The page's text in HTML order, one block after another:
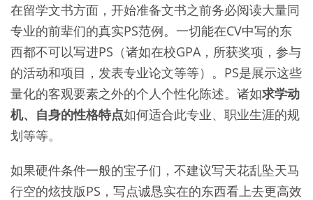
在留学文书方面，开始准备文书之前务必阅读大量同
专业的前辈们的真实PS范例。一切能在CV中写的东
西都不可以写进PS（诸如在校GPA，所获奖项，参与
的活动和项目，发表专业论文等等）。PS是展示这些
量化的客观要素之外的个人个性化陈述。诸如求学动
机、自身的性格特点如何适合此专业、职业生涯的规
划等等。
如果硬件条件一般的宝子们，不建议写天花乱坠天马
行空的炫技版PS，写点诚恳实在的东西看上去更高效